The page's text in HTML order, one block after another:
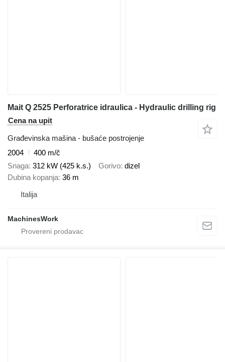
Mait Q 2525 Perforatrice idraulica - Hydraulic drilling rig
Cena na upit
Građevinska mašina - bušaće postrojenje
2004
400 m/č
Snaga 312 kW (425 k.s.) Gorivo dizel
Dubina kopanja 36 m
Italija
MachinesWork